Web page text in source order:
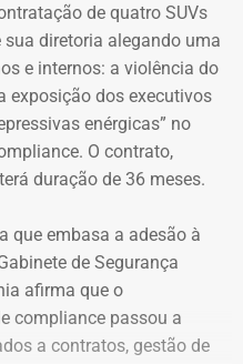
de quatro SUVs
diretoria alegando uma
e internos: a violência do
exposição dos executivos
enérgicas” no
O contrato,
duração de 36 meses.
que embasa a adesão à
de Segurança
afirma que o
compliance passou a
a contratos, gestão de